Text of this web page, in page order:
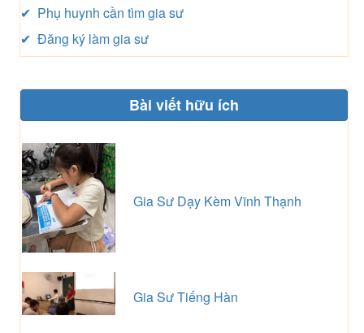
✔ Phụ huynh cần tìm gia sư
✔ Đăng ký làm gia sư
Bài viết hữu ích
Gia Sư Dạy Kèm Vĩnh Thạnh
Gia Sư Tiếng Hàn